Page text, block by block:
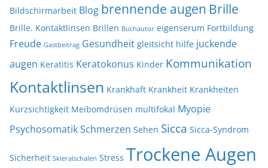
Bildschirmarbeit Blog brennende augen Brille
Brille. Kontaktlinsen Brillen Buchautor eigenserum Fortbildung
Freude Gastbeitrag Gesundheit gleitsicht hilfe juckende
augen Keratitis Keratokonus Kinder Kommunikation
Kontaktlinsen Krankhaft Krankheit Krankheiten
Kurzsichtigkeit Meibomdrüsen multifokal Myopie
PsychosomatikSchmerzen Sehen Sicca Sicca-Syndrom
Sicherheit Skleralschalen Stress Trockene Augen